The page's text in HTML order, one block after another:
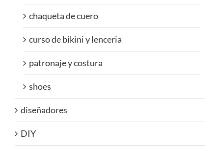
chaqueta de cuero
curso de bikini y lenceria
patronaje y costura
shoes
diseñadores
DIY